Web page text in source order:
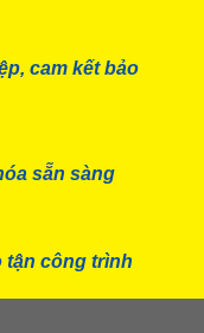
cam kết bảo
sẵn sàng
tận công trình